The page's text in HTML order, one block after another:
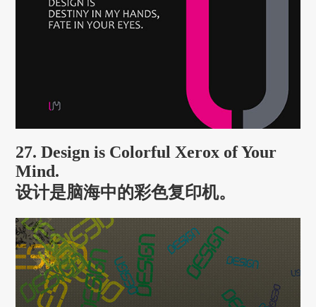
27. Design is Colorful Xerox of Your
Mind.
设计是脑海中的彩色复印机。